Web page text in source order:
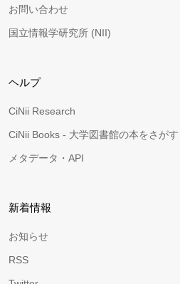
お問い合わせ
国立情報学研究所 (NII)
ヘルプ
CiNii Research
CiNii Books - 大学図書館の本をさがす
メタデータ・API
新着情報
お知らせ
RSS